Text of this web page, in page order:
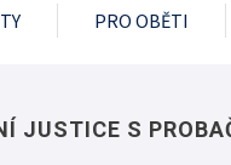
PRO OBĚTI
JUSTICE S